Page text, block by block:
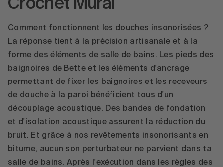
Crochet Mural
Comment fonctionnent les douches insonorisées ?
La réponse tient à la précision artisanale et à la
forme des éléments de salle de bains. Les pieds des
baignoires de Bette et les éléments d'ancrage
permettant de fixer les baignoires et les receveurs
de douche à la paroi bénéficient tous d'un
découplage acoustique. Des bandes de fondation
et d'isolation acoustique assurent la réduction du
bruit. Et grâce à nos revêtements insonorisants en
bitume, aucun son perturbateur ne parvient dans ta
salle de bains. Après l'exécution dans les règles des